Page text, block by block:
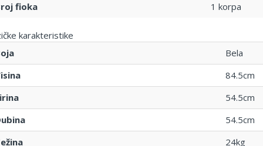
fioka
1 korpa
karakteristike
Bela
84.5cm
54.5cm
54.5cm
24kg